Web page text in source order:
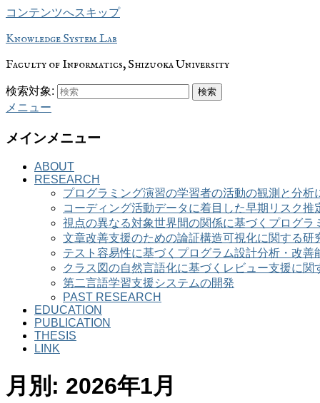
コンテンツへスキップ
Knowledge System Lab
Faculty of Informatics, Shizuoka University
検索対象: 検索
メニュー
メインメニュー
ABOUT
RESEARCH
プログラミング演習の学習者の活動の観測と分析
コーディング活動データに着目した早期リスク推
視点の異なる対象世界間の関係に基づくプログ
文章改善支援のための論証構造可視化に関する研
テスト容易性に基づくプログラム設計分析・改善
クラス図の自然言語化に基づくレビュー支援に関
第二言語学習支援システムの開発
PAST RESEARCH
EDUCATION
PUBLICATION
THESIS
LINK
月別: 2026年1月